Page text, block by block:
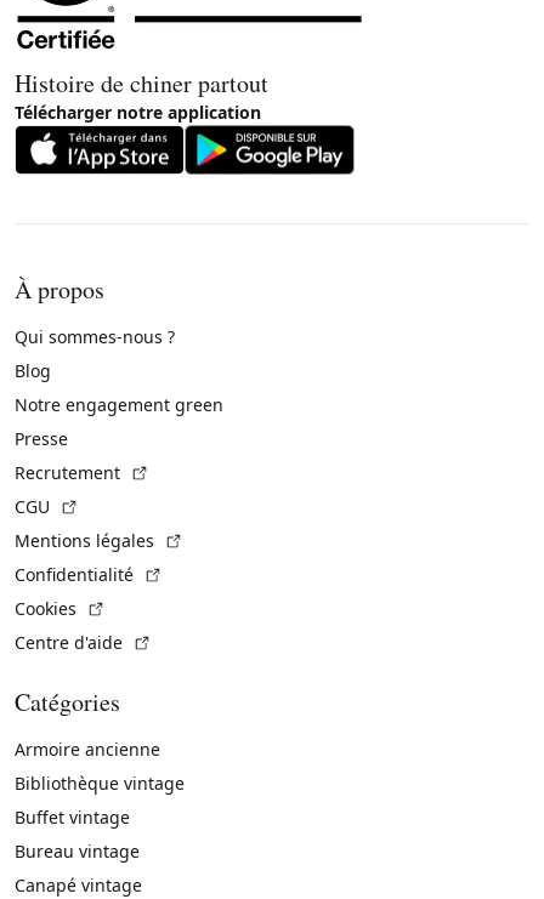
Histoire de chiner partout
Télécharger notre application
À propos
Qui sommes-nous ?
Blog
Notre engagement green
Presse
Recrutement
CGU
Mentions légales
Confidentialité
Cookies
Centre d'aide
Catégories
Armoire ancienne
Bibliothèque vintage
Buffet vintage
Bureau vintage
Canapé vintage